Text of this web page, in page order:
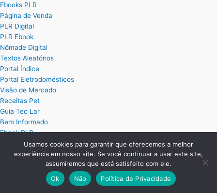
Ebooks PLR
Página de Venda
PLR Digital
PLR Ebook
Nômade Digital
Textos Aleatórios
Portal Índice
Portal Eletrodomésticos
Visão de Mercado
Receitas Pet
Guia Tec Lar
Bem Informado
Ebook PLR
Próprio Sistemas
Usamos cookies para garantir que oferecemos a melhor
experiência em nosso site. Se você continuar a usar este site,
assumiremos que está satisfeito com ele.
Ok
Não Política de Privacidade